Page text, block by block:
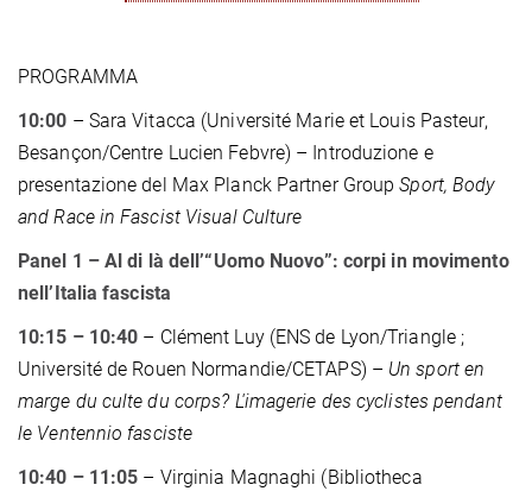
PROGRAMMA
10:00 – Sara Vitacca (Université Marie et Louis Pasteur,
Besançon/Centre Lucien Febvre) – Introduzione e
presentazione del Max Planck Partner GroupSport, Body
and Race in Fascist Visual Culture
Panel 1 – Al di là dell’“Uomo Nuovo”: corpi in movimento
nell’Italia fascista
10:15 – 10:40 – Clément Luy (ENS de Lyon/Triangle ;
Université de Rouen Normandie/CETAPS) – Un sport en
marge du culte du corps? L'imagerie des cyclistes pendant
le Ventennio fasciste
10:40 – 11:05 – Virginia Magnaghi (Bibliotheca